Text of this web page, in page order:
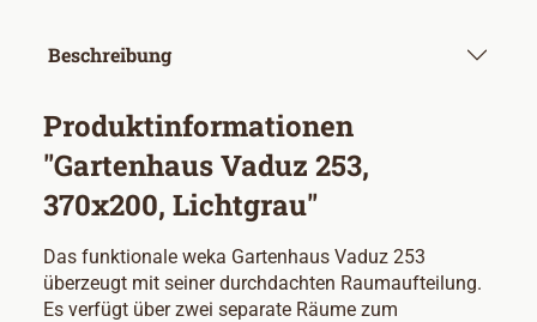
Beschreibung
Produktinformationen
"Gartenhaus Vaduz 253,
370x200, Lichtgrau"
Das funktionale weka Gartenhaus Vaduz 253
überzeugt mit seiner durchdachten Raumaufteilung.
Es verfügt über zwei separate Räume zum